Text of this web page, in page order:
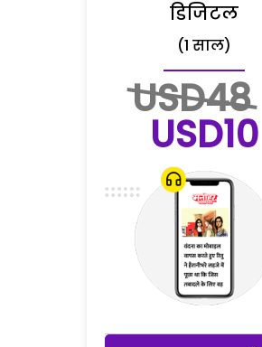
डिजिटल
(1 साल)
USD48
USD10